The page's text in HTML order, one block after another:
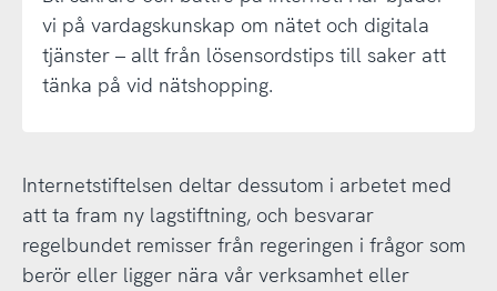
vi på vardagskunskap om nätet och digitala
tjänster – allt från lösensordstips till saker att
tänka på vid nätshopping.
Internetstiftelsen deltar dessutom i arbetet med
att ta fram ny lagstiftning, och besvarar
regelbundet remisser från regeringen i frågor som
berör eller ligger nära vår verksamhet eller